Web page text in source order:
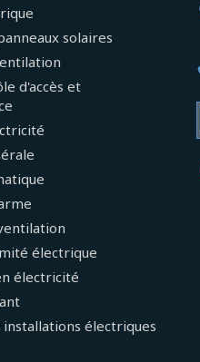
solaires
d'accès et
électrique
électricité
installations électriques